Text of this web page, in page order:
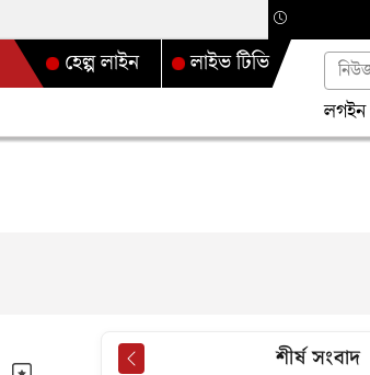
লাইভ টিভি
হেল্প লাইন
লগইন
শীর্ষ সংবাদ